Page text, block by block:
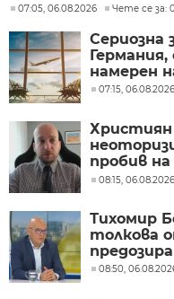
07:05, 06.08.2026 Чете се за:
Сериозна
намерен
07:15, 06.08.2026
Християн
пробив на
сериозни
08:15, 06.08.2026
Тихомир
толкова
08:50,